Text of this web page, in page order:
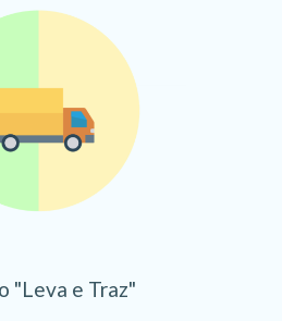
"Leva e Traz"